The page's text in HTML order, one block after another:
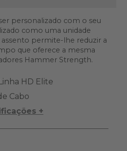
personalizado com o seu
como uma unidade
permite-lhe reduzir a
que oferece a mesma
Hammer Strength.
HD Elite
Cabo
+